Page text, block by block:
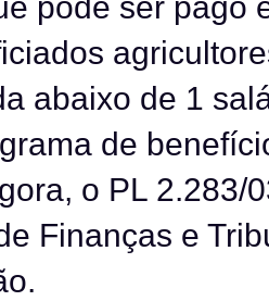
pode ser pago
abaixo de 1
de
o PL 2.283/
Finanças e